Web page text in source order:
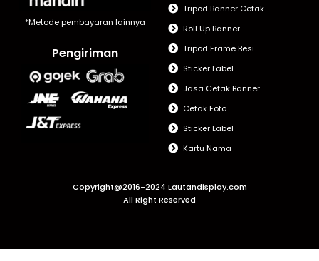
*Metode pembayaran lainnya
Pengiriman
Tripod Banner Cetak
Roll Up Banner
Tripod Frame Besi
Sticker Label
Jasa Cetak Banner
Cetak Foto
Sticker Label
Kartu Nama
Copyright@2016-2024 Lautandisplay.com
All Right Reserved